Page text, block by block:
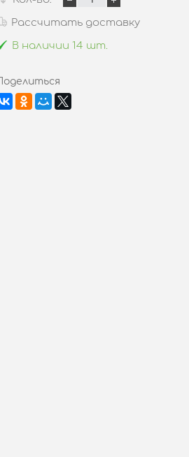
Рассчитать доставку
В наличии 14 шт.
Поделиться